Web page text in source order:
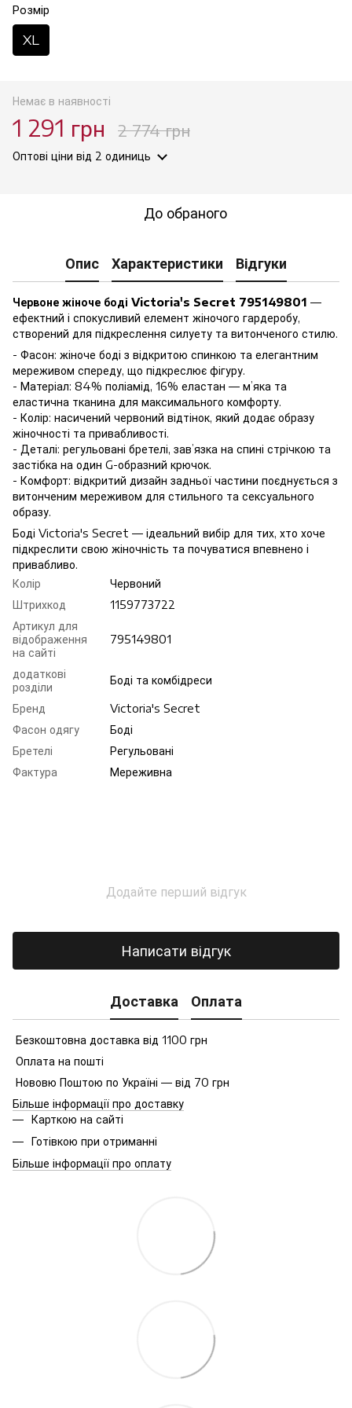
Розмір
XL
Немає в наявності
1 291 грн 2 774 грн
Оптові ціни від 2 одиниць
До обраного
Опис Характеристики Відгуки
Червоне жіноче боді Victoria's Secret 795149801 —
ефектний і спокусливий елемент жіночого гардеробу,
створений для підкреслення силуету та витонченого стилю.
- Фасон: жіноче боді з відкритою спинкою та елегантним
мереживом спереду, що підкреслює фігуру.
- Матеріал: 84% поліамід, 16% еластан — м’яка та
еластична тканина для максимального комфорту.
- Колір: насичений червоний відтінок, який додає образу
жіночності та привабливості.
- Деталі: регульовані бретелі, зав’язка на спині стрічкою та
застібка на один G-образний крючок.
- Комфорт: відкритий дизайн задньої частини поєднується з
витонченим мереживом для стильного та сексуального
образу.
Боді Victoria's Secret — ідеальний вибір для тих, хто хоче
підкреслити свою жіночність та почуватися впевнено і
привабливо.
Колір
Червоний
Штрихкод
1159773722
Артикул для
відображення
на сайті
795149801
додаткові
розділи
Боді та комбідреси
Бренд
Victoria's Secret
Фасон одягу
Боді
Бретелі
Регульовані
Фактура
Мереживна
Додайте перший відгук
Написати відгук
Доставка Оплата
Безкоштовна доставка від 1100 грн
Оплата на пошті
Нововю Поштою по Україні — від 70 грн
Більше інформації про доставку
Карткою на сайті
Готівкою при отриманні
Більше інформації про оплату